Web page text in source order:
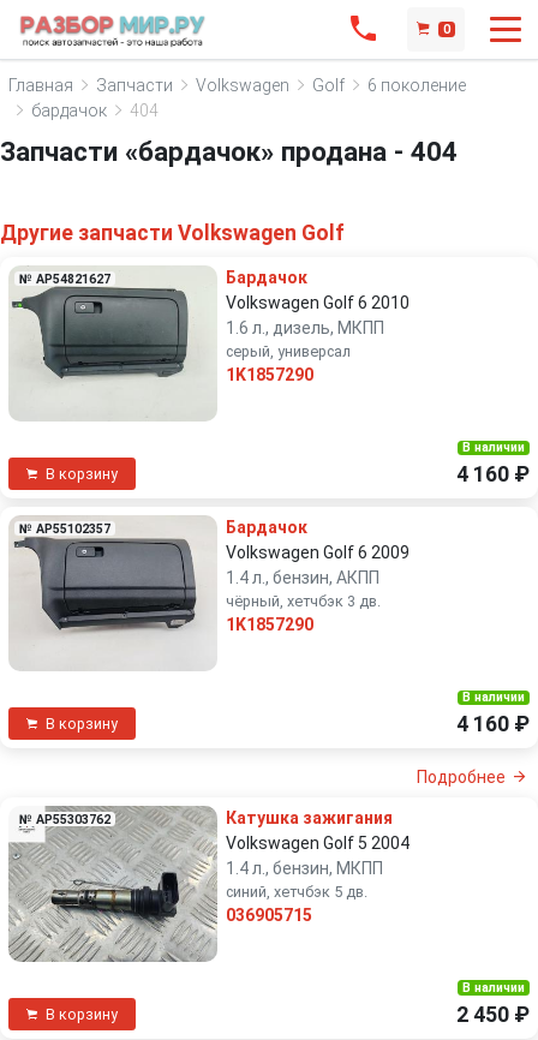
0
Главная Запчасти Volkswagen Golf
6 поколение
бардачок
404
Запчасти «бардачок» продана - 404
Другие запчасти Volkswagen Golf
№ AP54821627
Бардачок
Volkswagen Golf 6 2010
1.6 л., дизель, МКПП
серый, универсал
1K1857290
В корзину
В наличии
4 160 ₽
№ AP55102357
Бардачок
Volkswagen Golf 6 2009
1.4 л., бензин, АКПП
чёрный, хетчбэк 3 дв.
1K1857290
В корзину
В наличии
4 160 ₽
Подробнее
№ AP55303762
Катушка зажигания
Volkswagen Golf 5 2004
1.4 л., бензин, МКПП
синий, хетчбэк 5 дв.
036905715
В корзину
В наличии
2 450 ₽